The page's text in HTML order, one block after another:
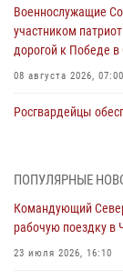
Военнослужащие
участником
дорогой к Победе
08 августа 2026, 07:00
Росгвардейцы
настольному
08 августа 2026, 07:00
ПОПУЛЯРНЫЕ
Командующий
рабочую поездку в
23 июля 2026, 16:10